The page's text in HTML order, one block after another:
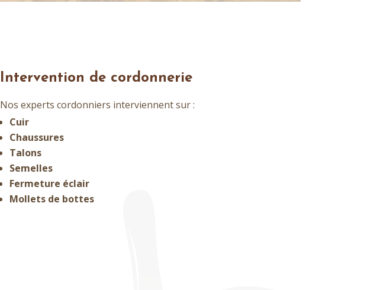
Intervention de cordonnerie
Nos experts cordonniers interviennent sur :
Cuir
Chaussures
Talons
Semelles
Fermeture éclair
Mollets de bottes